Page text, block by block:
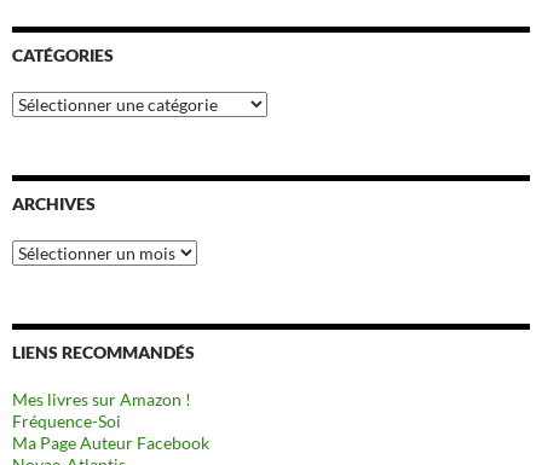
CATÉGORIES
Catégories
ARCHIVES
Archives
LIENS RECOMMANDÉS
Mes livres sur Amazon !
Fréquence-Soi
Ma Page Auteur Facebook